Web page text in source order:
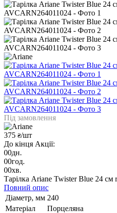
Під замовлення
375 ₴/шт
До кінця Акції:
00дн.
00год.
00хв.
Тарілка Ariane Twister Blue 24
Повний опис
Діаметр, мм 240
Матеріал
Порцеляна